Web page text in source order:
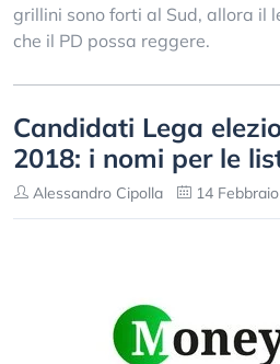
grillini sono forti al Sud, allora il
che il PD possa reggere.
Candidati Lega
2018: i nomi per le
Alessandro Cipolla 14